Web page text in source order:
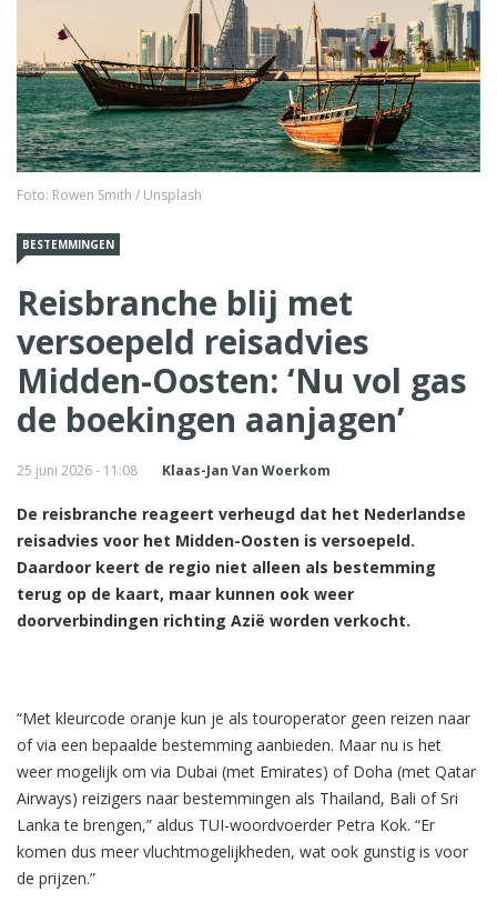
Foto: Rowen Smith / Unsplash
BESTEMMINGEN
Reisbranche blij met
versoepeld reisadvies
Midden-Oosten: ‘Nu vol gas
de boekingen aanjagen’
25 juni 2026 - 11:08 Klaas-Jan Van Woerkom
De reisbranche reageert verheugd dat het Nederlandse
reisadvies voor het Midden-Oosten is versoepeld.
Daardoor keert de regio niet alleen als bestemming
terug op de kaart, maar kunnen ook weer
doorverbindingen richting Azië worden verkocht.
“Met kleurcode oranje kun je als touroperator geen reizen naar
of via een bepaalde bestemming aanbieden. Maar nu is het
weer mogelijk om via Dubai (met Emirates) of Doha (met Qatar
Airways) reizigers naar bestemmingen als Thailand, Bali of Sri
Lanka te brengen,” aldus TUI-woordvoerder Petra Kok. “Er
komen dus meer vluchtmogelijkheden, wat ook gunstig is voor
de prijzen.”